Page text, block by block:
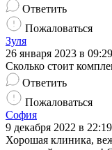
Ответить
Пожаловаться
Зуля
26 января 2023 в 09:29
Сколько стоит
Ответить
Пожаловаться
София
9 декабря 2022 в 22:19
Хорошая клиника,